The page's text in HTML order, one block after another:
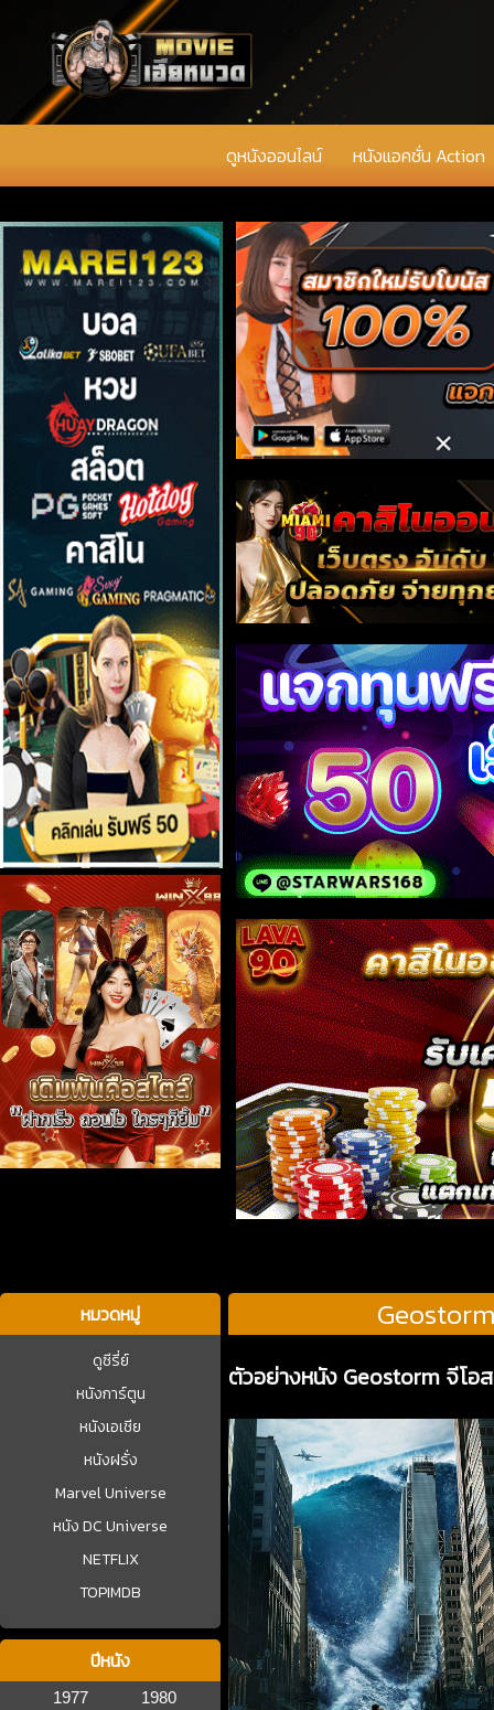
ดูหนังออนไลน์ หนังแอคชั่น Action
หมวดหมู่
ดูซีรี่ย์
หนังการ์ตูน
หนังเอเชีย
หนังฝรั่ง
Marvel Universe
หนัง DC Universe
NETFLIX
TOPIMDB
ปีหนัง
1977
1980
ตัวอย่างหนัง Geostorm จีโอ